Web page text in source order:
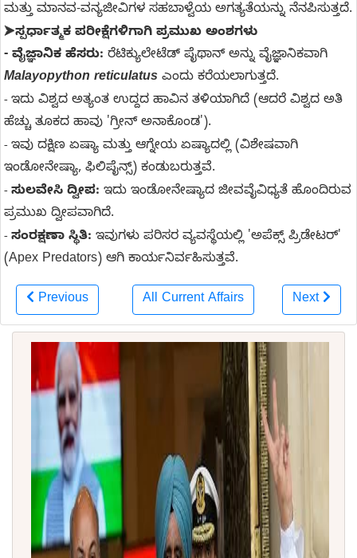
ಮತ್ತು ಮಾನವ-ವನ್ಯಜೀವಿಗಳ ಸಹಬಾಳ್ವೆಯ ಅಗತ್ಯತೆಯನ್ನು ನೆನಪಿಸುತ್ತದೆ.
➤ಸ್ಪರ್ಧಾತ್ಮಕ ಪರೀಕ್ಷೆಗಳಿಗಾಗಿ ಪ್ರಮುಖ ಅಂಶಗಳು
- ವೈಜ್ಞಾನಿಕ ಹೆಸರು: ರೆಟಿಕ್ಯುಲೇಟೆಡ್ ಪೈಥಾನ್ ಅನ್ನು ವೈಜ್ಞಾನಿಕವಾಗಿ
Malayopython reticulatus ಎಂದು ಕರೆಯಲಾಗುತ್ತದೆ.
- ಇದು ವಿಶ್ವದ ಅತ್ಯಂತ ಉದ್ದದ ಹಾವಿನ ತಳಿಯಾಗಿದೆ (ಆದರೆ ವಿಶ್ವದ ಅತಿ
ಹೆಚ್ಚು ತೂಕದ ಹಾವು 'ಗ್ರೀನ್ ಅನಾಕೊಂಡ').
- ಇವು ದಕ್ಷಿಣ ಏಷ್ಯಾ ಮತ್ತು ಆಗ್ನೇಯ ಏಷ್ಯಾದಲ್ಲಿ (ವಿಶೇಷವಾಗಿ
ಇಂಡೋನೇಷ್ಯಾ, ಫಿಲಿಪೈನ್ಸ್) ಕಂಡುಬರುತ್ತವೆ.
- ಸುಲವೇಸಿ ದ್ವೀಪ: ಇದು ಇಂಡೋನೇಷ್ಯಾದ ಜೀವವೈವಿಧ್ಯತೆ ಹೊಂದಿರುವ
ಪ್ರಮುಖ ದ್ವೀಪವಾಗಿದೆ.
- ಸಂರಕ್ಷಣಾ ಸ್ಥಿತಿ: ಇವುಗಳು ಪರಿಸರ ವ್ಯವಸ್ಥೆಯಲ್ಲಿ 'ಅಪೆಕ್ಸ್ ಪ್ರಿಡೇಟರ್'
(Apex Predators) ಆಗಿ ಕಾರ್ಯನಿರ್ವಹಿಸುತ್ತವೆ.
Previous All Current Affairs Next